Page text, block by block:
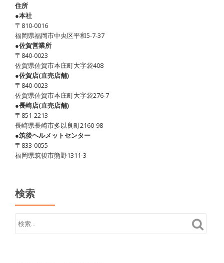
住所
●本社
〒810-0016
福岡県福岡市中央区平和5-7-37
●佐賀営業所
〒840-0023
佐賀県佐賀市本庄町大字袋408
●佐賀店(直売店舗)
〒840-0023
佐賀県佐賀市本庄町大字袋276-7
●長崎店(直売店舗)
〒851-2213
長崎県長崎市多以良町2160-98
●筑後ヘルメットセンター
〒833-0055
福岡県筑後市熊野1311-3
検索